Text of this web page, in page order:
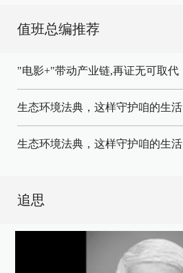
值班总编推荐
"电影+"带动产业链,再证无可取代
生态环境法典，这样守护咱的生活
生态环境法典，这样守护咱的生活
追思